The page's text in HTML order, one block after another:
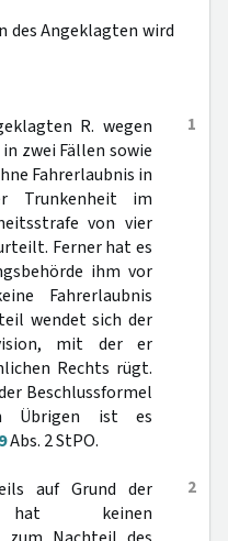
des Angeklagten wird
1
R. wegen
zwei Fällen sowie
Fahrerlaubnis in
Trunkenheit im
von vier
Ferner hat es
ihm vor
Fahrerlaubnis
wendet sich der
mit der er
Rechts rügt.
Beschlussformel
Übrigen ist es
Abs. 2 StPO.
2
auf Grund der
hat keinen